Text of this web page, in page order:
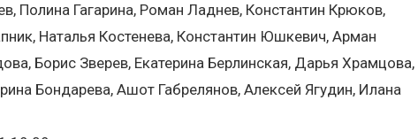
Полина Гагарина, Роман Ладнев, Константин Крюков,
Наталья Костенева, Константин Юшкевич, Арман
Борис Зверев, Екатерина Берлинская, Дарья Храмцова,
Бондарева, Ашот Габрелянов, Алексей Ягудин, Илана